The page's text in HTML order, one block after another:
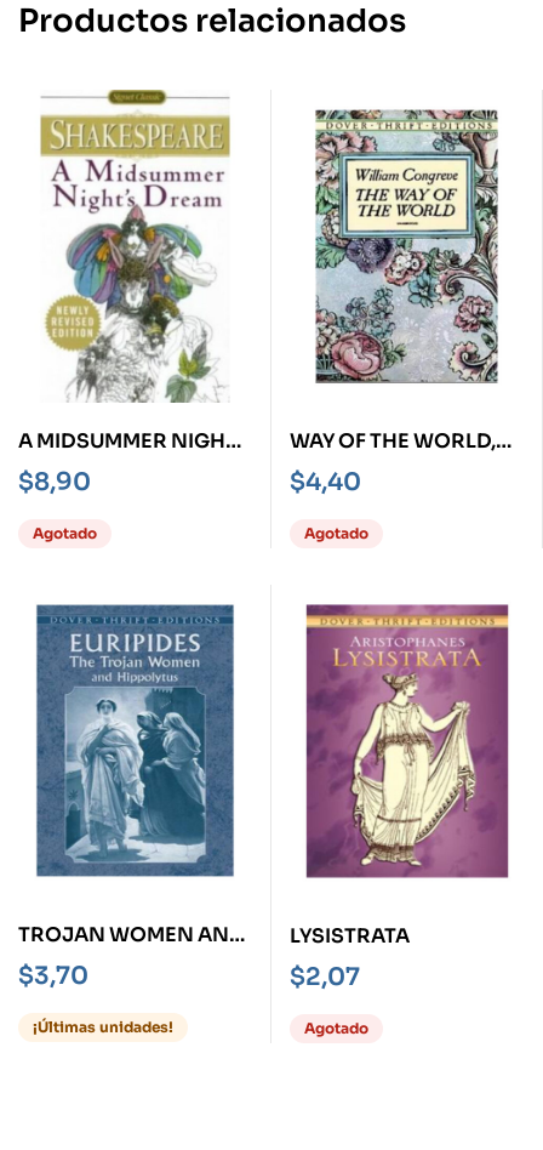
Productos relacionados
A MIDSUMMER NIGHT
´S DREAM
$8,90
Agotado
WAY OF THE WORLD,
THE
$4,40
Agotado
TROJAN WOMEN AND
HIPPOLYTUS, THE
$3,70
¡Últimas unidades!
LYSISTRATA
$2,07
Agotado